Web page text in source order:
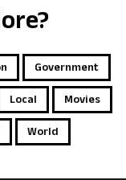
Government
Local
Movies
World